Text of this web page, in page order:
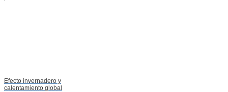
Efecto invernadero y
calentamiento global